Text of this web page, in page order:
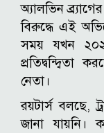
অ্যালভিন
বিরুদ্ধে এই
সময় যখন ২০২৪
নেতা।
রয়টার্স বলছে,
জানা